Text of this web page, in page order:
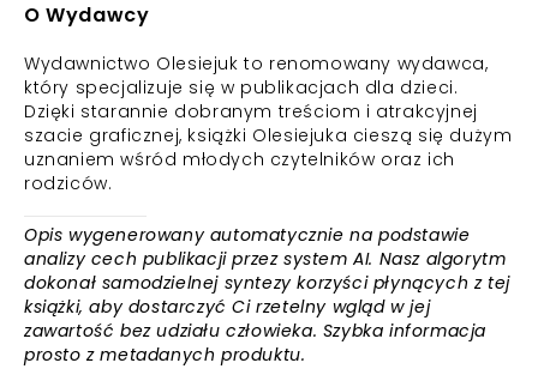
O Wydawcy
Wydawnictwo Olesiejuk to renomowany wydawca,
który specjalizuje się w publikacjach dla dzieci.
Dzięki starannie dobranym treściom i atrakcyjnej
szacie graficznej, książki Olesiejuka cieszą się dużym
uznaniem wśród młodych czytelników oraz ich
rodziców.
Opis wygenerowany automatycznie na podstawie
analizy cech publikacji przez system AI. Nasz algorytm
dokonał samodzielnej syntezy korzyści płynących z tej
książki, aby dostarczyć Ci rzetelny wgląd w jej
zawartość bez udziału człowieka. Szybka informacja
prosto z metadanych produktu.